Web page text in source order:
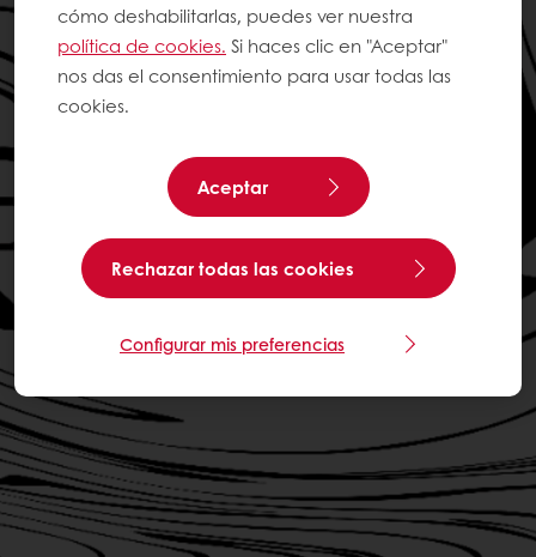
cómo deshabilitarlas, puedes ver nuestra
política de cookies. Si haces clic en "Aceptar"
nos das el consentimiento para usar todas las
cookies.
Aceptar
Rechazar todas las cookies
Configurar mis preferencias